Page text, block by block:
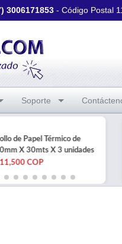
3006171853 - Código Postal
Soporte
de Papel Térmico de
X 30mts X 3 unidades
COP